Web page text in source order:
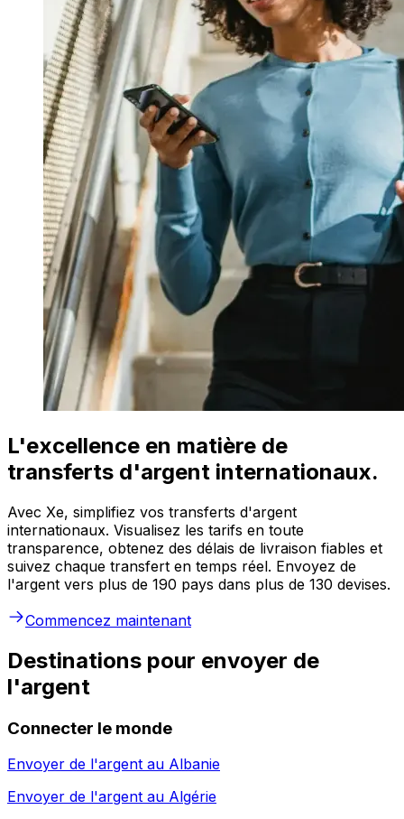
L'excellence en matière de
transferts d'argent internationaux.
Avec Xe, simplifiez vos transferts d'argent
internationaux. Visualisez les tarifs en toute
transparence, obtenez des délais de livraison fiables et
suivez chaque transfert en temps réel. Envoyez de
l'argent vers plus de 190 pays dans plus de 130 devises.
Commencez maintenant
Destinations pour envoyer de
l'argent
Connecter le monde
Envoyer de l'argent au Albanie
Envoyer de l'argent au Algérie